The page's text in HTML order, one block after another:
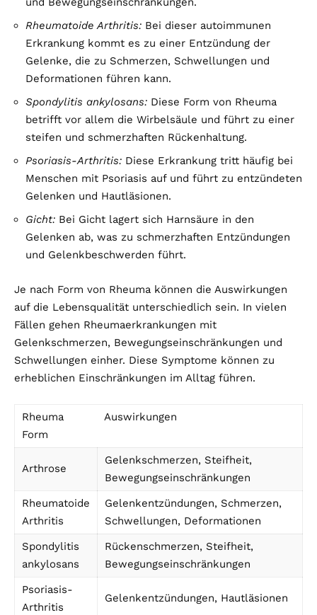
Rheumatoide Arthritis: Bei dieser autoimmunen
Erkrankung kommt es zu einer Entzündung der
Gelenke, die zu Schmerzen, Schwellungen und
Deformationen führen kann.
Spondylitis ankylosans: Diese Form von Rheuma
betrifft vor allem die Wirbelsäule und führt zu einer
steifen und schmerzhaften Rückenhaltung.
Psoriasis-Arthritis: Diese Erkrankung tritt häufig bei
Menschen mit Psoriasis auf und führt zu entzündeten
Gelenken und Hautläsionen.
Gicht: Bei Gicht lagert sich Harnsäure in den
Gelenken ab, was zu schmerzhaften Entzündungen
und Gelenkbeschwerden führt.
Je nach Form von Rheuma können die Auswirkungen
auf die Lebensqualität unterschiedlich sein. In vielen
Fällen gehen Rheumaerkrankungen mit
Gelenkschmerzen, Bewegungseinschränkungen und
Schwellungen einher. Diese Symptome können zu
erheblichen Einschränkungen im Alltag führen.
Rheuma
Form
Auswirkungen
Arthrose
Gelenkschmerzen, Steifheit,
Bewegungseinschränkungen
Rheumatoide
Arthritis
Gelenkentzündungen, Schmerzen,
Schwellungen, Deformationen
Spondylitis
ankylosans
Rückenschmerzen, Steifheit,
Bewegungseinschränkungen
Psoriasis-
Arthritis
Gelenkentzündungen, Hautläsionen